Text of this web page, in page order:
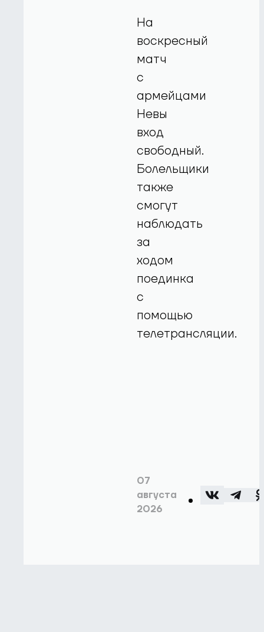
На
воскресный
матч
с
армейцами
Невы
вход
свободный.
Болельщики
также
смогут
наблюдать
за
ходом
поединка
с
помощью
телетрансляции.
07
августа
2026